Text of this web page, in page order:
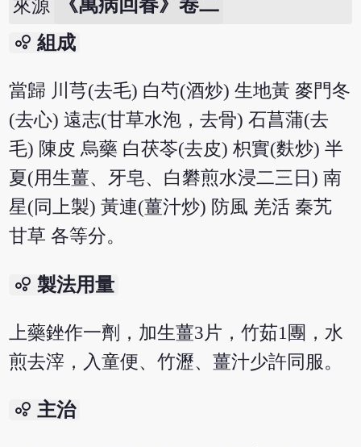
來源 《萬病回春》卷二
bubble_chart 組成
當歸 川芎(去毛) 白芍(酒炒) 生地黃 麥門冬
(去心) 遠志(甘草水泡，去骨) 石菖蒲(去
毛) 陳皮 烏藥 白茯苓(去皮) 枳實(麩炒) 半
夏(用生薑、牙皂、白礬煎水浸二三日) 南
星(同上製) 黃連(薑汁炒) 防風 羌活 秦艽
甘草 各等分。
bubble_chart 製法用量
上藥銼作一劑，加生薑3片，竹茹1團，水
煎去滓，入童便、竹瀝、薑汁少許同服。
bubble_chart 主治